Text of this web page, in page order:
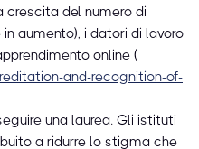
crescita del numero di
aumento), i datori di lavoro
online (
and-recognition-of-
una laurea. Gli istituti
a ridurre lo stigma che